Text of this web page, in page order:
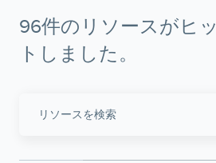
96件のリソースがヒッ
トしました。